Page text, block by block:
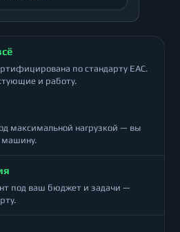
по стандарту ЕАС.
и работу.
максимальной нагрузкой — вы
машину.
под ваш бюджет и задачи —